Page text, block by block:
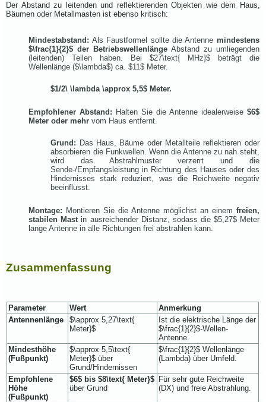
Der Abstand zu leitenden und reflektierenden Objekten wie dem Haus,
Bäumen oder Metallmasten ist ebenso kritisch:
Mindestabstand: Als Faustformel sollte die Antenne mindestens
$\frac{1}{2}$ der Betriebswellenlänge Abstand zu umliegenden
(leitenden) Teilen haben. Bei $27\text{ MHz}$beträgt die
Wellenlänge ($\lambda$) ca.$11$ Meter.
$1/2\ \lambda \approx 5,5$ Meter.
Empfohlener Abstand: Halten Sie die Antenne idealerweise $6$
Meter oder mehr vom Haus entfernt.
Grund: Das Haus, Bäume oder Metallteile reflektieren oder
absorbieren die Funkwellen. Wenn die Antenne zu nah steht,
wird das Abstrahlmuster verzerrt und die
Sende-/Empfangsleistung in Richtung des Hauses oder des
Hindernisses stark reduziert, was die Reichweite negativ
beeinflusst.
Montage: Montieren Sie die Antenne möglichst an einem freien,
stabilen Mast in ausreichender Distanz, sodass die $5,27$Meter
lange Antenne in alle Richtungen frei abstrahlen kann.
Zusammenfassung
Parameter Wert
Anmerkung
Antennenlänge
$\approx 5,27\text{
Meter}$
Ist die elektrische Länge der
$\frac{1}{2}$-Wellen-
Antenne.
Mindesthöhe
(Fußpunkt)
$\approx 5,5\text{
Meter}$ über
Grund/Hindernissen
$\frac{1}{2}$ Wellenlänge
(Lambda) über Umfeld.
Empfohlene
Höhe
(Fußpunkt)
$6$ bis$8\text{ Meter}$
über Grund
Für sehr gute Reichweite
(DX) und freie Abstrahlung.